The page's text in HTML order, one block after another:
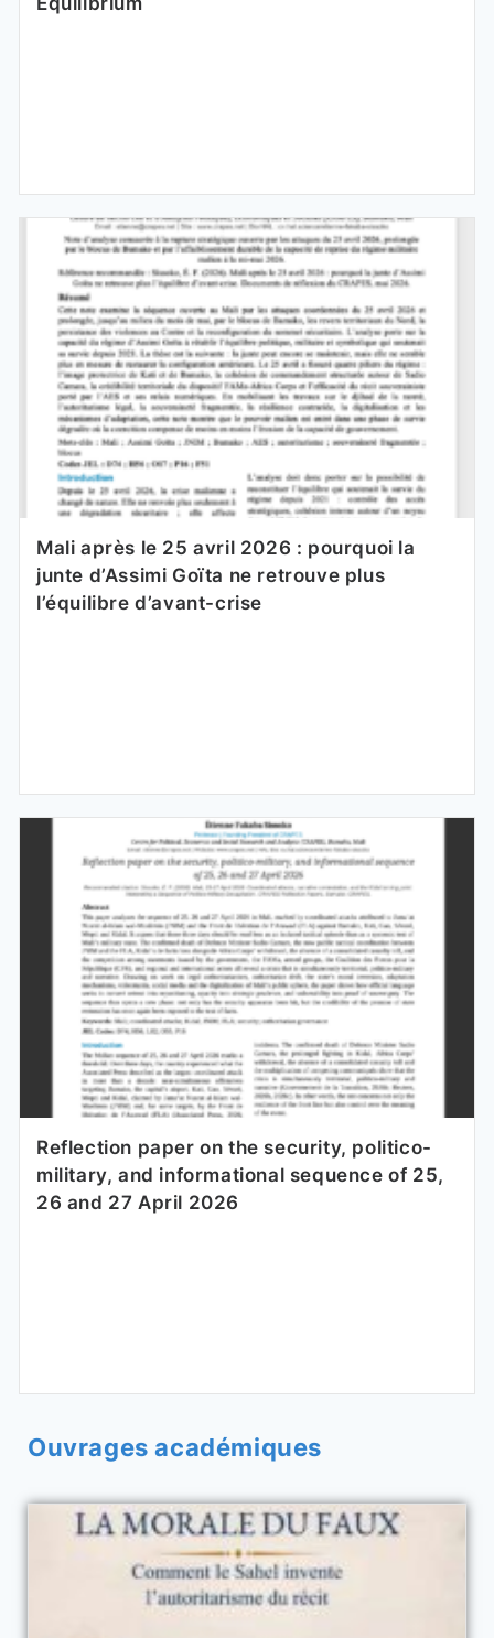
Mali après le 25 avril 2026 : pourquoi la
junte d’Assimi Goïta ne retrouve plus
l’équilibre d’avant-crise
Reflection paper on the security, politico-
military, and informational sequence of 25,
26 and 27 April 2026
Ouvrages académiques